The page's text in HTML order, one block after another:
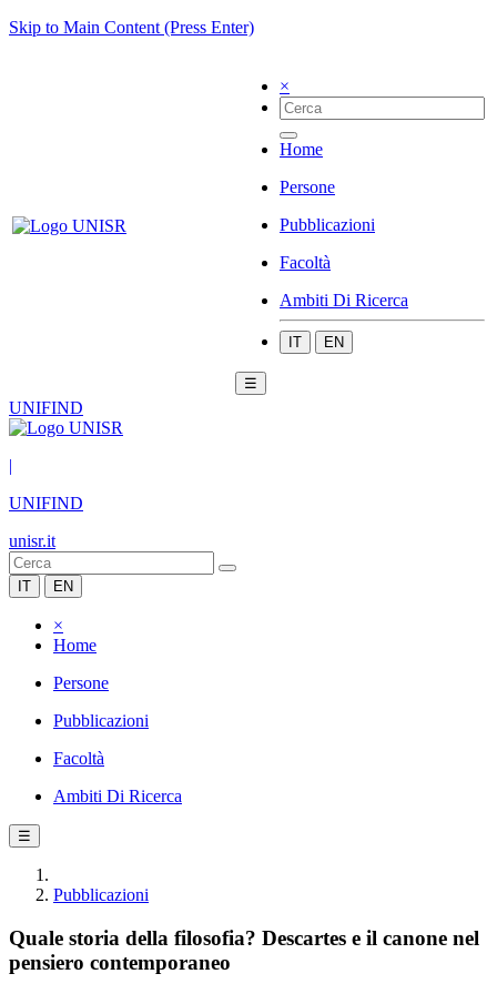
Skip to Main Content (Press Enter)
×
Home
Persone
Pubblicazioni
Facoltà
Ambiti Di Ricerca
IT EN
☰
UNIFIND
|
UNIFIND
unisr.it
IT EN
×
Home
Persone
Pubblicazioni
Facoltà
Ambiti Di Ricerca
☰
Pubblicazioni
Quale storia della filosofia? Descartes e il canone nel
pensiero contemporaneo